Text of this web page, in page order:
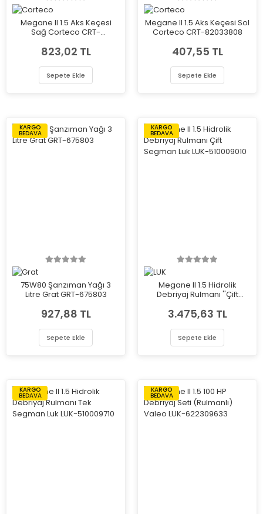
Megane II 1.5 Aks Keçesi
Sağ Corteco CRT-
823,02 TL
Sepete Ekle
Megane II 1.5 Aks Keçesi Sol
Corteco CRT-82033808
407,55 TL
Sepete Ekle
KARGO
BEDAVA
75W80 Şanzıman Yağı 3
Litre Grat GRT-675803
927,88 TL
Sepete Ekle
KARGO
BEDAVA
Megane II 1.5 Hidrolik
Debriyaj Rulmanı ''Çift
3.475,63 TL
Sepete Ekle
KARGO
BEDAVA
KARGO
BEDAVA